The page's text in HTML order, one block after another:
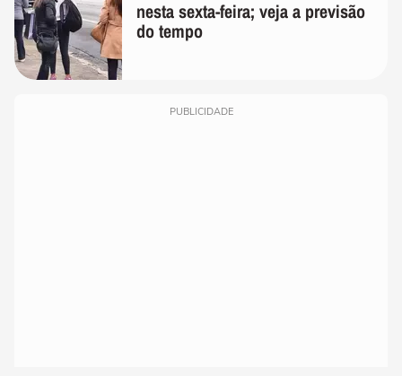
nesta sexta-feira; veja a previsão
do tempo
PUBLICIDADE